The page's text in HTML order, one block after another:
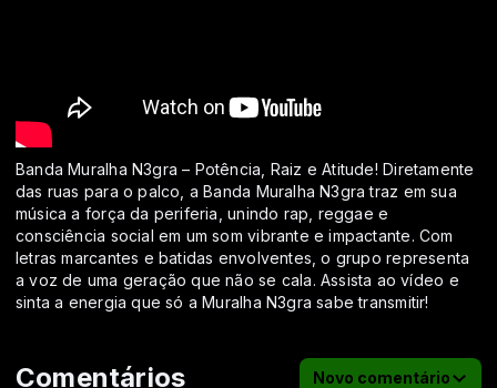
Banda Muralha N3gra – Potência, Raiz e Atitude! Diretamente
das ruas para o palco, a Banda Muralha N3gra traz em sua
música a força da periferia, unindo rap, reggae e
consciência social em um som vibrante e impactante. Com
letras marcantes e batidas envolventes, o grupo representa
a voz de uma geração que não se cala. Assista ao vídeo e
sinta a energia que só a Muralha N3gra sabe transmitir!
Comentários Novo comentário